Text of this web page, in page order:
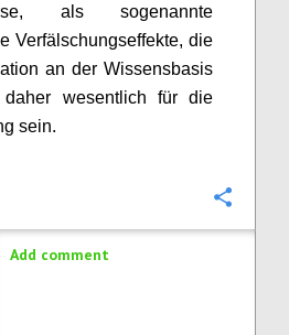
als sogenannte
Verfälschungseffekte, die
an der Wissensbasis
daher wesentlich für die
sein.
Add comment